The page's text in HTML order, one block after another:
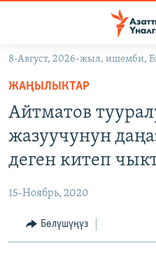
Навигацияга
өтүңүз
Издөөгө
салыңыз
МАДАНИЯТ
УКРАИНА
ТВ ПРОГРАММАЛАР
БҮГҮН АЗАТТЫКТА
ПОДКАСТ
8-Август, 2026-жыл, ишемби,
ЖАҢЫЛЫКТАР
Айтматов
жазуучунун
деген китеп
15-Ноябрь, 2020
Бөлүшүңүз